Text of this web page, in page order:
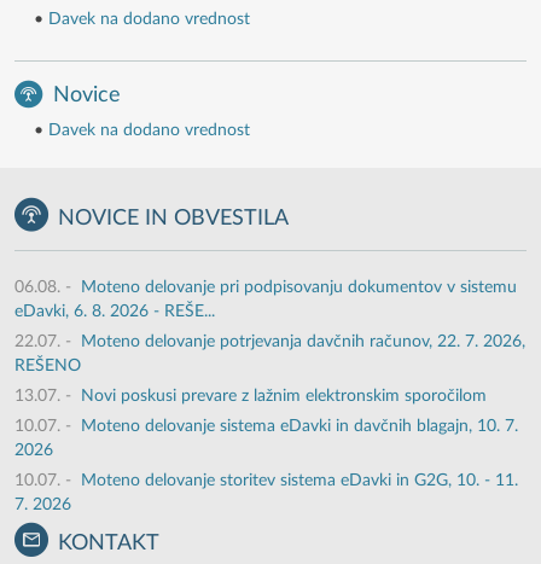
• Davek na dodano vrednost
Novice
• Davek na dodano vrednost
NOVICE IN OBVESTILA
06.08. -
Moteno delovanje pri podpisovanju dokumentov v sistemu
eDavki, 6. 8. 2026 - REŠE...
22.07. -
Moteno delovanje potrjevanja davčnih računov, 22. 7. 2026,
REŠENO
13.07. -
Novi poskusi prevare z lažnim elektronskim sporočilom
10.07. -
Moteno delovanje sistema eDavki in davčnih blagajn, 10. 7.
2026
10.07. -
Moteno delovanje storitev sistema eDavki in G2G, 10. - 11.
7. 2026
KONTAKT